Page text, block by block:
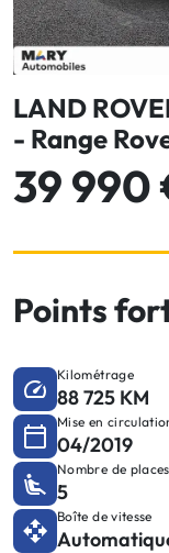
LAND
- Range
39 990
Points
Kilométrage
88 725 KM
Mise en
04/2019
Nombre de places
5
Boîte de vitesse